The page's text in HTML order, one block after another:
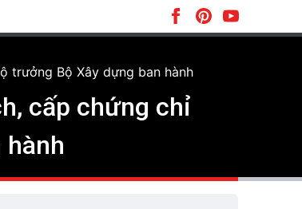
trưởng Bộ Xây dựng ban hành
cấp chứng chỉ